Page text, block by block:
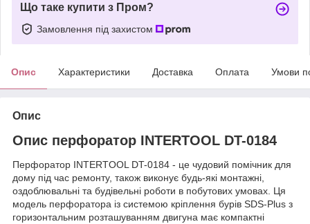
Що таке купити з Пром?
Замовлення під захистом
Опис Характеристики Доставка Оплата Умови
Опис
Опис перфоратор INTERTOOL DT-0184
Перфоратор INTERTOOL DT-0184 - це чудовий помічник для
дому під час ремонту, також виконує будь-які монтажні,
оздоблювальні та будівельні роботи в побутових умовах. Ця
модель перфоратора із системою кріплення бурів SDS-Plus з
горизонтальним розташуванням двигуна має компактні